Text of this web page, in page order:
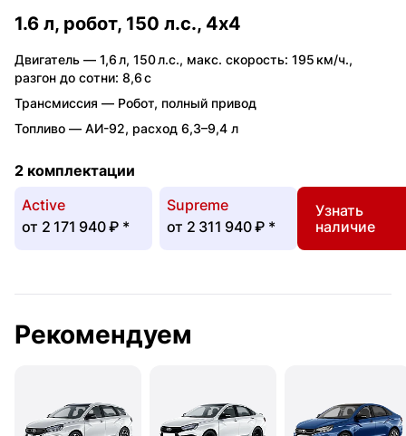
1.6 л, робот, 150 л.с., 4x4
Двигатель — 1,6 л, 150 л.с., макс. скорость: 195 км/ч.,
разгон до сотни: 8,6 с
Трансмиссия — Робот, полный привод
Топливо — АИ-92, расход 6,3–9,4 л
2 комплектации
Active
от 2 171 940 ₽ *
Supreme
от 2 311 940 ₽ *
Узнать
наличие
Рекомендуем